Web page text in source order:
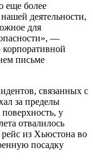
еще более
деятельности,
для
—
корпоративной
письме
связанных с
за пределы
у
отвалилось
из Хьюстона во
посадку